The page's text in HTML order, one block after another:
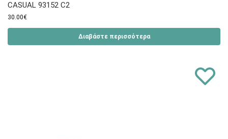
CASUAL 93152 C2
30.00€
Διαβάστε περισσότερα